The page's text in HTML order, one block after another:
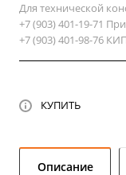
Для технической
+7 (903) 401-19-71
+7 (903) 401-98-76
КУПИТЬ
Описание